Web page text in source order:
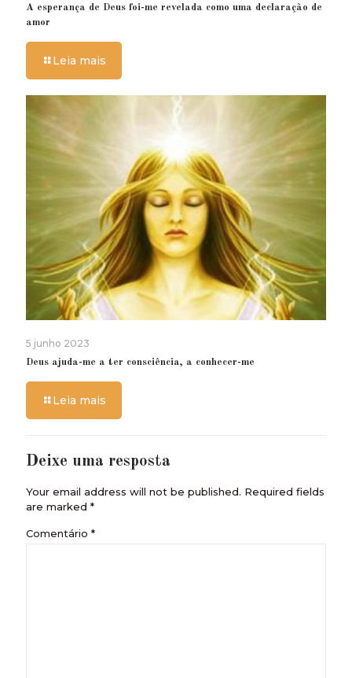
A esperança de Deus foi-me revelada como uma declaração de
amor
Leia mais
5 junho 2023
Deus ajuda-me a ter consciência, a conhecer-me
Leia mais
Deixe uma resposta
Your email address will not be published. Required fields
are marked *
Comentário *